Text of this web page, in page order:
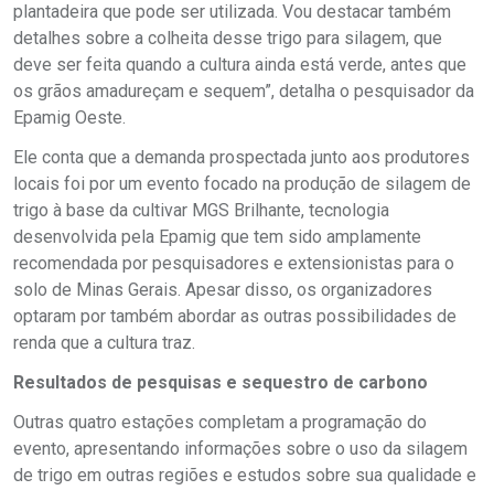
plantadeira que pode ser utilizada. Vou destacar também
detalhes sobre a colheita desse trigo para silagem, que
deve ser feita quando a cultura ainda está verde, antes que
os grãos amadureçam e sequem”, detalha o pesquisador da
Epamig Oeste.
Ele conta que a demanda prospectada junto aos produtores
locais foi por um evento focado na produção de silagem de
trigo à base da cultivar MGS Brilhante, tecnologia
desenvolvida pela Epamig que tem sido amplamente
recomendada por pesquisadores e extensionistas para o
solo de Minas Gerais. Apesar disso, os organizadores
optaram por também abordar as outras possibilidades de
renda que a cultura traz.
Resultados de pesquisas e sequestro de carbono
Outras quatro estações completam a programação do
evento, apresentando informações sobre o uso da silagem
de trigo em outras regiões e estudos sobre sua qualidade e